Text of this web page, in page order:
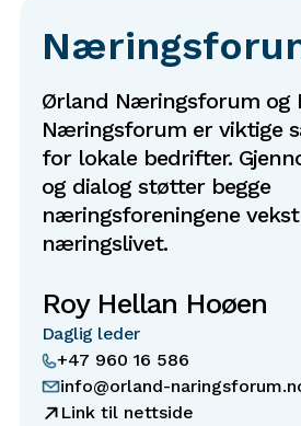
Ørland Næringsforum og
Næringsforum er viktige
for lokale bedrifter.
og dialog støtter begge
næringsforeningene
næringslivet.
Roy Hellan Hoøen
Daglig leder
+47 960 16 586
info@orland-
Link til nettside